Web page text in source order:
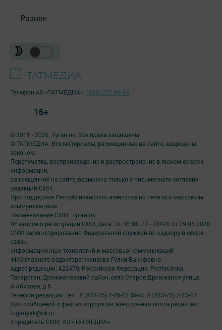
Разное
© 2011 - 2026. Туган як. Все права защищены.
© ТАТМЕДИА. Все материалы, размещенные на сайте, защищены
законом.
Перепечатка, воспроизведение и распространение в любом объеме
информации,
размещенной на сайте, возможна только с письменного согласия
редакций СМИ.
При поддержке Республиканского агентства по печати и массовым
коммуникациям.
Наименование СМИ: Туган як
№ записи о регистрации СМИ, дата: Эл № ФС 77 - 78420 от 29.05.2020
СМИ зарегистрированно Федеральной службой по надзору в сфере
связи,
информационных технологий и массовых коммуникаций
ФИО главного редактора: Фаизова Гулия Вакифовна
Адрес редакции: 422470, Российская Федерация, Республика
Татарстан, Дрожжановский район, село Старое Дрожжаное улица
А.Абязова, д.5
Телефон редакции: Тел.: 8 (843-75) 2-26-42 Факс: 8 (843-75) 2-23-43
Для сообщений о фактах коррупции электронная почта редакции:
tuganyak@bk.ru
Учредитель СМИ: АО «ТАТМЕДИА»
Телефон АО «ТАТМЕДИА»: (843) 222 09 84
16+